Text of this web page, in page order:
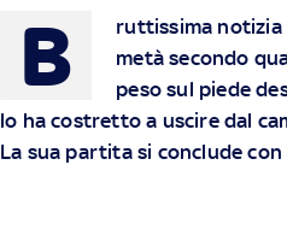
B
ruttissima notizia
metà secondo
peso sul piede
lo ha costretto a uscire dal
La sua partita si conclude